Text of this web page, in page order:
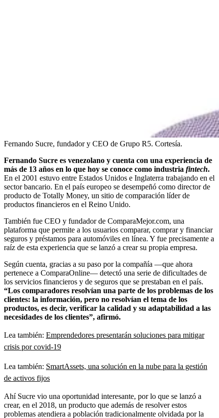
Fernando Sucre, fundador y CEO de Grupo R5. Cortesía.
Fernando Sucre es venezolano y cuenta con una experiencia de
más de 13 años en lo que hoy se conoce como industria fintech.
En el 2001 estuvo entre Estados Unidos e Inglaterra trabajando en el
sector bancario. En el país europeo se desempeñó como director de
producto de Totally Money, un sitio de comparación líder de
productos financieros en el Reino Unido.
También fue CEO y fundador de ComparaMejor.com, una
plataforma que permite a los usuarios comparar, comprar y financiar
seguros y préstamos para automóviles en línea. Y fue precisamente a
raíz de esta experiencia que se lanzó a crear su propia empresa.
Según cuenta, gracias a su paso por la compañía —que ahora
pertenece a ComparaOnline— detectó una serie de dificultades de
los servicios financieros y de seguros que se prestaban en el país.
“Los comparadores resolvían una parte de los problemas de los
clientes: la información, pero no resolvían el tema de los
productos, es decir, verificar la calidad y su adaptabilidad a las
necesidades de los clientes”, afirmó.
Lea también: Emprendedores presentarán soluciones para mitigar
crisis por covid-19
Lea también: SmartAssets, una solución en la nube para la gestión
de activos fijos
Ahí Sucre vio una oportunidad interesante, por lo que se lanzó a
crear, en el 2018, un producto que además de resolver estos
problemas atendiera a población tradicionalmente olvidada por la